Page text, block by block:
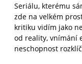
Seriálu, kterému
zde na velkém
kritiku vidím jako
od reality, vnímání
neschopnost